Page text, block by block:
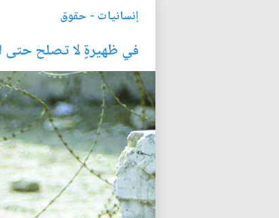
إنسانيات - حقوق
في ظهيرةٍ لا تصلح حتى